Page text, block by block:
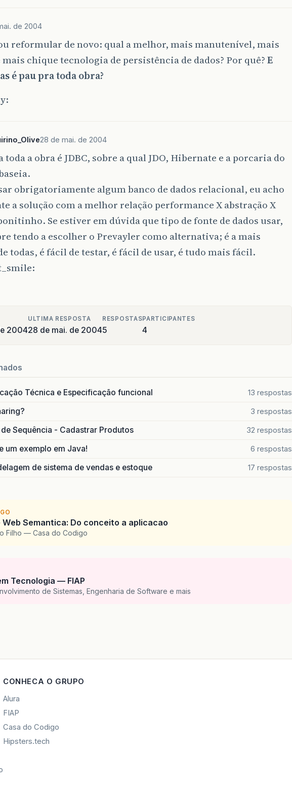
de 2004
reformular de novo: qual a melhor, mais manutenível, mais
chique tecnologia de persistência de dados? Por quê?E
é pau pra toda obra?
28 de mai. de 2004
toda a obra é JDBC, sobre a qual JDO, Hibernate e a porcaria do
obrigatoriamente algum banco de dados relacional, eu acho
a solução com a melhor relação performance X abstração X
Se estiver em dúvida que tipo de fonte de dados usar,
tendo a escolher o Prevayler como alternativa; é a mais
todas, é fácil de testar, é fácil de usar, é tudo mais fácil.
2004
ULTIMA RESPOSTA
28 de mai. de 2004
RESPOSTAS
5
PARTICIPANTES
4
Técnica e Especificação funcional 13 respostas
3 respostas
Sequência - Cadastrar Produtos 32 respostas
um exemplo em Java! 6 respostas
de sistema de vendas e estoque 17 respostas
Web Semantica: Do conceito a aplicacao
Filho — Casa do Codigo
Tecnologia — FIAP
de Sistemas, Engenharia de Software e mais
CONHECA O GRUPO
Alura
FIAP
Casa do Codigo
Hipsters.tech